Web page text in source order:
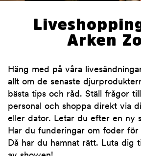
Arken
Häng med på våra
allt om de senaste
bästa tips och råd. Ställ frågor
personal och shoppa direkt via
eller dator. Letar du efter en ny
Har du funderingar om foder för
Då har du hamnat rätt. Luta dig